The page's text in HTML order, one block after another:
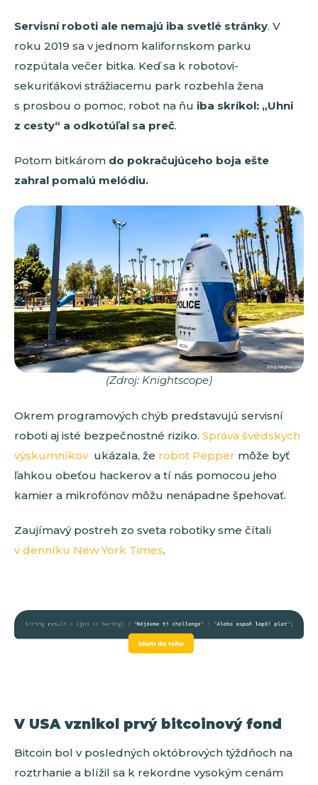
Servisní roboti ale nemajú iba svetlé stránky. V
roku 2019 sa v jednom kalifornskom parku
rozpútala večer bitka. Keď sa k robotovi-
sekuriťákovi strážiacemu park rozbehla žena
s prosbou o pomoc, robot na ňu iba skríkol: „Uhni
z cesty“ a odkotúľal sa preč.
Potom bitkárom do pokračujúceho boja ešte
zahral pomalú melódiu.
(Zdroj: Knightscope)
Okrem programových chýb predstavujú servisní
roboti aj isté bezpečnostné riziko. Správa švédskych
výskumníkovukázala, že robot Pepper môže byť
ľahkou obeťou hackerov a tí nás pomocou jeho
kamier a mikrofónov môžu nenápadne špehovať.
Zaujímavý postreh zo sveta robotiky sme čítali
v denníku New York Times.
V USA vznikol prvý bitcoinový fond
Bitcoin bol v posledných októbrových týždňoch na
roztrhanie a blížil sa k rekordne vysokým cenám